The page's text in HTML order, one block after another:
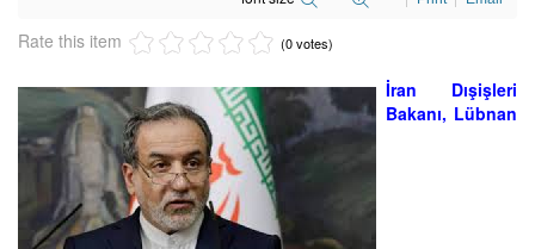
Rate this item (0 votes)
İran Dışişleri
Bakanı, Lübnan